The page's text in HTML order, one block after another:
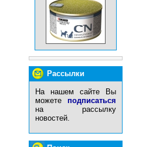
Рассылки
На нашем сайте Вы
можете подписаться
на рассылку
новостей.